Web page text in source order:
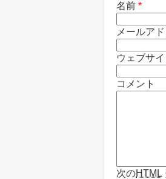
名前 *
メールア
ウェブサイ
コメント
次のHTML